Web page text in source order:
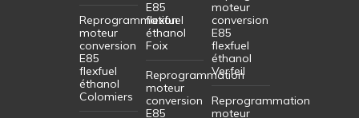
Reprogrammation
moteur
conversion
E85
flexfuel
éthanol
Colomiers
E85
flexfuel
éthanol
Foix
Reprogrammation
moteur
conversion
E85
moteur
conversion
E85
flexfuel
éthanol
Verfeil
Reprogrammation
moteur